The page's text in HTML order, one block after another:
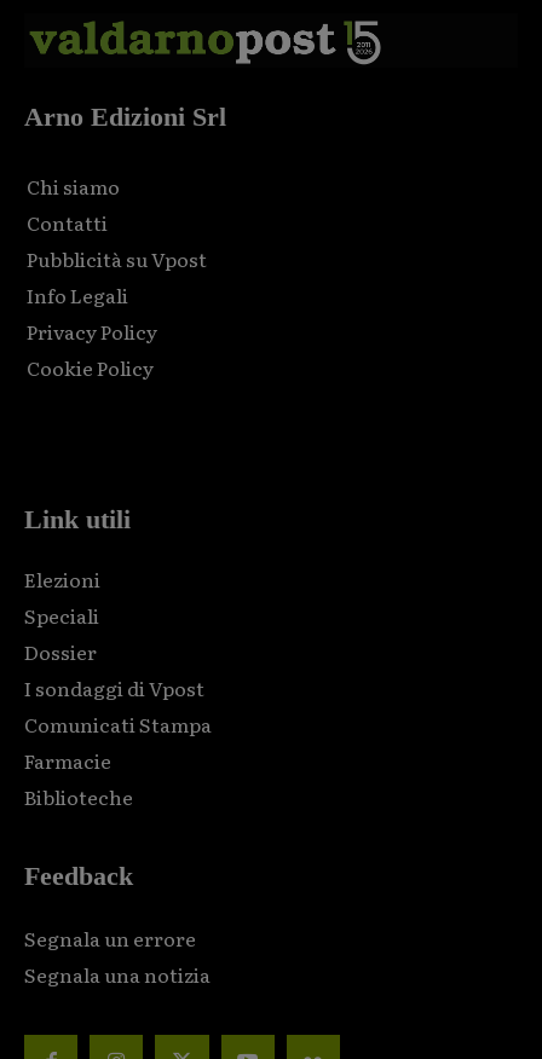
Arno Edizioni Srl
Chi siamo
Contatti
Pubblicità su Vpost
Info Legali
Privacy Policy
Cookie Policy
Link utili
Elezioni
Speciali
Dossier
I sondaggi di Vpost
Comunicati Stampa
Farmacie
Biblioteche
Feedback
Segnala un errore
Segnala una notizia